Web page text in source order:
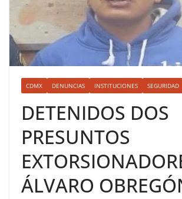
CDMX DENUNCIAS INSTITUCIONES SEGURIDAD
DETENIDOS DOS
PRESUNTOS
ÁLVARO